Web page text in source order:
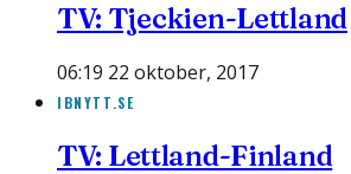
TV: Tjeckien-Lettland
06:19 22 oktober, 2017
IBNYTT.SE
TV: Lettland-Finland